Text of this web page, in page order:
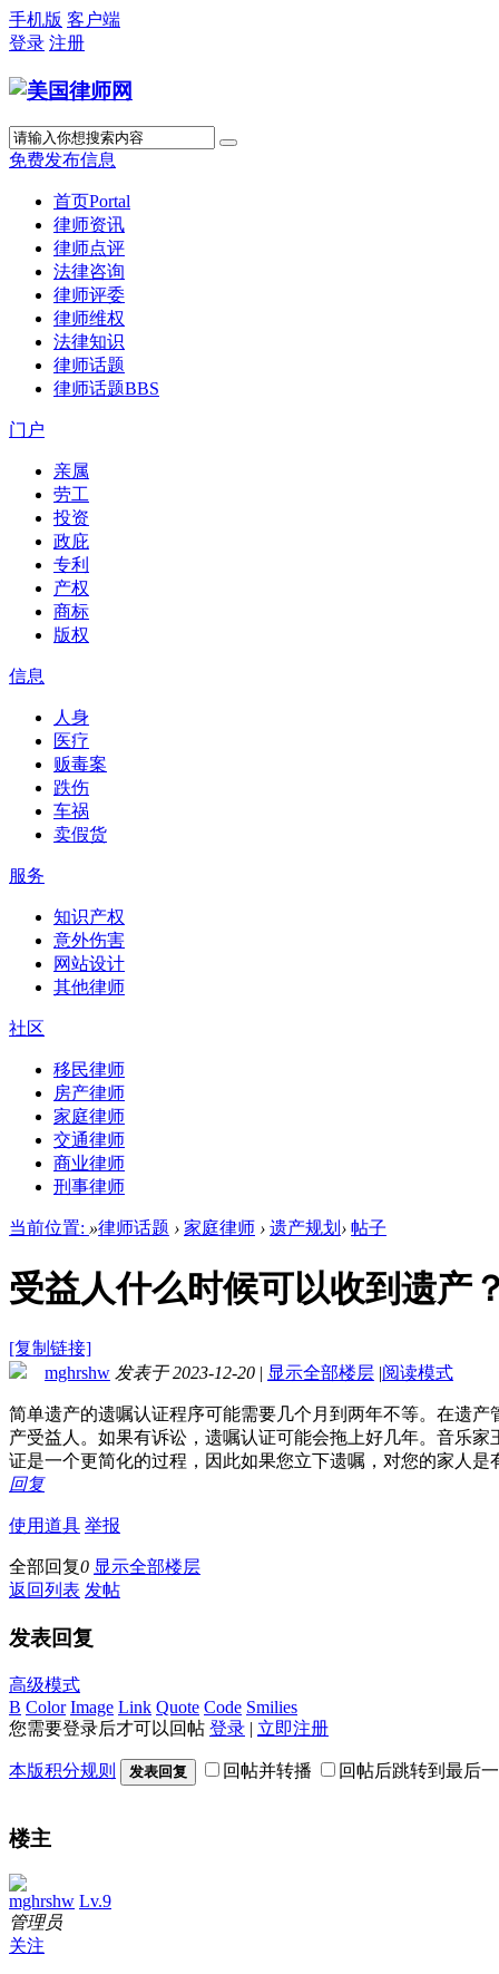
手机版 客户端
登录 注册
免费发布信息
首页Portal
律师资讯
律师点评
法律咨询
律师评委
律师维权
法律知识
律师话题
律师话题BBS
门户
亲属
劳工
投资
政庇
专利
产权
商标
版权
信息
人身
医疗
贩毒案
跌伤
车祸
卖假货
服务
知识产权
意外伤害
网站设计
其他律师
社区
移民律师
房产律师
家庭律师
交通律师
商业律师
刑事律师
当前位置: »律师话题 › 家庭律师 › 遗产规划 › 帖子
受益人什么时候可以收到遗产
[复制链接]
mghrshw 发表于 2023-12-20 | 显示全部楼层 |阅读模式
简单遗产的遗嘱认证程序可能需要几个月到两年不等。在遗
产受益人。如果有诉讼，遗嘱认证可能会拖上好几年。音乐
证是一个更简化的过程，因此如果您立下遗嘱，对您的家人是
回复
使用道具 举报
全部回复0 显示全部楼层
返回列表 发帖
发表回复
高级模式
B Color Image Link Quote Code Smilies
您需要登录后才可以回帖 登录 | 立即注册
本版积分规则 发表回复 回帖并转播 回帖后跳转到最后
楼主
mghrshw Lv.9
管理员
关注